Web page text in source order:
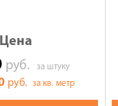
Цена
руб. за штуку
руб. за кв. метр